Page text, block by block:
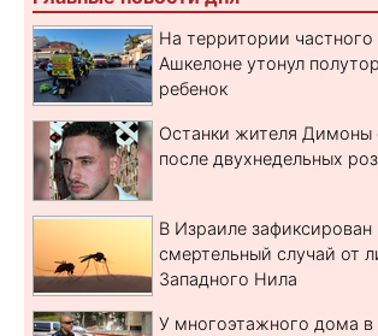
На территории
Ашкелоне утонул
ребенок
Останки жителя Димоны
после двухнедельных
В Израиле зафиксирован
смертельный случай от
Западного Нила
У многоэтажного дома